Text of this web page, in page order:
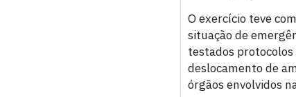
O exercício teve
situação de
testados
deslocamento de
órgãos envolvidos